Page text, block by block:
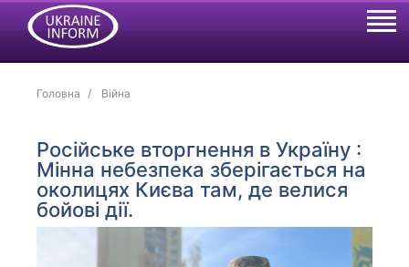
Головна Війна
Російське вторгнення в Україну :
Мінна небезпека зберігається на
околицях Києва там, де велися
бойові дії.